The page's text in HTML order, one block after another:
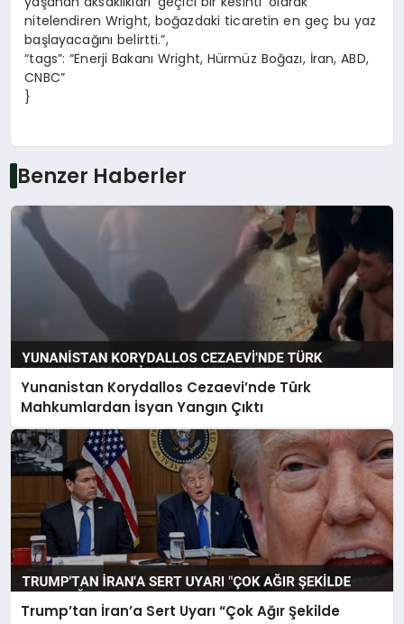
nitelendiren Wright, boğazdaki ticaretin en geç bu yaz
başlayacağını belirtti.”,
“tags”: “Enerji Bakanı Wright, Hürmüz Boğazı, İran, ABD,
CNBC”
}
Benzer Haberler
Yunanistan Korydallos Cezaevi’nde Türk
Mahkumlardan İsyan Yangın Çıktı
Trump’tan İran’a Sert Uyarı “Çok Ağır Şekilde